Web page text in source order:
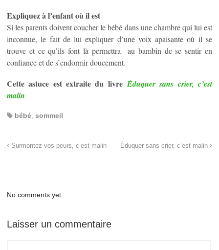
Expliquez à l’enfant où il est
Si les parents doivent coucher le bébé dans une chambre qui lui est
inconnue, le fait de lui expliquer d’une voix apaisante où il se
trouve et ce qu’ils font là permettra au bambin de se sentir en
confiance et de s’endormir doucement.
Cette astuce est extraite du livreÉduquer sans crier, c’est
malin
bébé, sommeil
Surmontez vos peurs, c’est malin Éduquer sans crier, c’est malin
No comments yet.
Laisser un commentaire